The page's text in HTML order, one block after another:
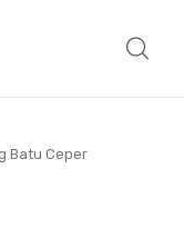
Batu Ceper